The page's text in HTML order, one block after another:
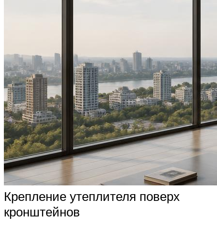
Крепление утеплителя поверх
кронштейнов